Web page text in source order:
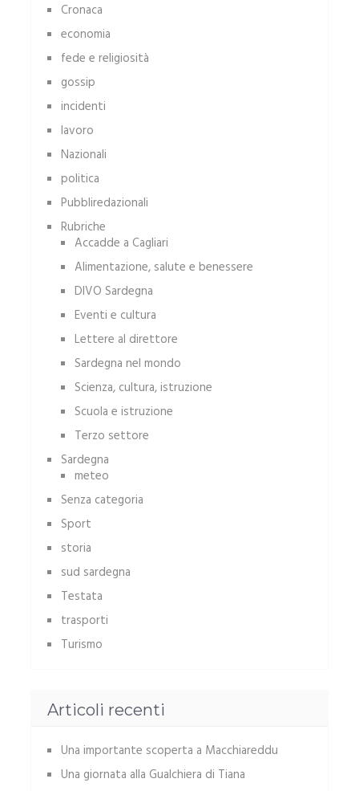
Cronaca
economia
fede e religiosità
gossip
incidenti
lavoro
Nazionali
politica
Pubbliredazionali
Rubriche
Accadde a Cagliari
Alimentazione, salute e benessere
DIVO Sardegna
Eventi e cultura
Lettere al direttore
Sardegna nel mondo
Scienza, cultura, istruzione
Scuola e istruzione
Terzo settore
Sardegna
meteo
Senza categoria
Sport
storia
sud sardegna
Testata
trasporti
Turismo
Articoli recenti
Una importante scoperta a Macchiareddu
Una giornata alla Gualchiera di Tiana